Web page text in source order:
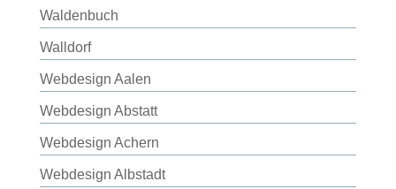
Waldenbuch
Walldorf
Webdesign Aalen
Webdesign Abstatt
Webdesign Achern
Webdesign Albstadt